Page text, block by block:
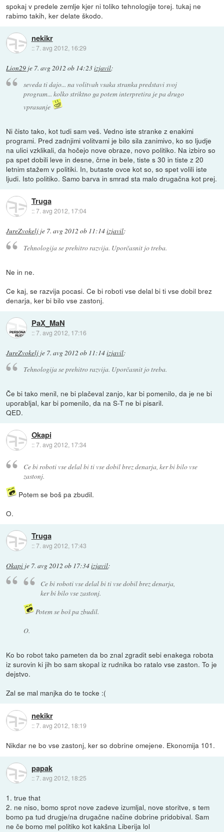
spokaj v predele zemlje kjer ni toliko tehnologije torej. tukaj ne
rabimo takih, ker delate škodo.
nekikr
::7. avg 2012, 16:29
Lion29 je 7. avg 2012 ob 14:23izjavil:
seveda ti dajo... na volitvah vsaka stranka predstavi svoj
program... kolko striktno ga potem interpretira je pa drugo
vprasanje
Ni čisto tako, kot tudi sam veš. Vedno iste stranke z enakimi
programi. Pred zadnjimi volitvami je bilo sila zanimivo, ko so ljudje
na ulici vzklikali, da hočejo nove obraze, novo politiko. Na izbiro so
pa spet dobili leve in desne, črne in bele, tiste s 30 in tiste z 20
letnim stažem v politiki. In, butaste ovce kot so, so spet volili iste
ljudi. Isto politiko. Samo barva in smrad sta malo drugačna kot prej.
Truga
::7. avg 2012, 17:04
JureZvokelj je 7. avg 2012 ob 11:14izjavil:
Tehnologija se prehitro razvija. Uporčasnit jo treba.
Ne in ne.
Ce kaj, se razvija pocasi. Ce bi roboti vse delal bi ti vse dobil brez
denarja, ker bi bilo vse zastonj.
PaX_MaN
::7. avg 2012, 17:16
JureZvokelj je 7. avg 2012 ob 11:14izjavil:
Tehnologija se prehitro razvija. Uporčasnit jo treba.
Če bi tako menil, ne bi plačeval zanjo, kar bi pomenilo, da je ne bi
uporabljal, kar bi pomenilo, da na S-T ne bi pisaril.
QED.
Okapi
::7. avg 2012, 17:34
Ce bi roboti vse delal bi ti vse dobil brez denarja, ker bi bilo vse
zastonj.
Potem se boš pa zbudil.
O.
Truga
::7. avg 2012, 17:43
Okapi je 7. avg 2012 ob 17:34izjavil:
Ce bi roboti vse delal bi ti vse dobil brez denarja,
ker bi bilo vse zastonj.
Potem se boš pa zbudil.
O.
Ko bo robot tako pameten da bo znal zgradit sebi enakega robota
iz surovin ki jih bo sam skopal iz rudnika bo ratalo vse zaston. To je
dejstvo.
Zal se mal manjka do te tocke :(
nekikr
::7. avg 2012, 18:19
Nikdar ne bo vse zastonj, ker so dobrine omejene. Ekonomija 101.
papak
::7. avg 2012, 18:25
1. true that
2. ne niso, bomo sprot nove zadeve izumljal, nove storitve, s tem
bomo pa tud drugje/na drugačne načine dobrine pridobival. Sam
ne če bomo mel politiko kot kakšna Liberija lol